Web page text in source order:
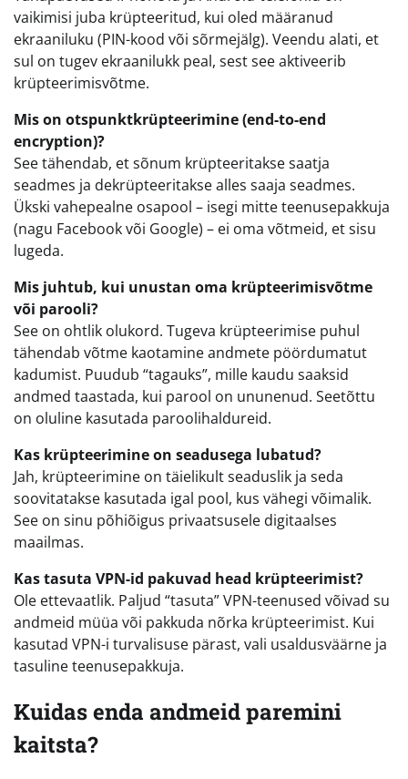
vaikimisi juba krüpteeritud, kui oled määranud
ekraaniluku (PIN-kood või sõrmejälg). Veendu alati, et
sul on tugev ekraanilukk peal, sest see aktiveerib
krüpteerimisvõtme.
Mis on otspunktkrüpteerimine (end-to-end
encryption)?
See tähendab, et sõnum krüpteeritakse saatja
seadmes ja dekrüpteeritakse alles saaja seadmes.
Ükski vahepealne osapool – isegi mitte teenusepakkuja
(nagu Facebook või Google) – ei oma võtmeid, et sisu
lugeda.
Mis juhtub, kui unustan oma krüpteerimisvõtme
või parooli?
See on ohtlik olukord. Tugeva krüpteerimise puhul
tähendab võtme kaotamine andmete pöördumatut
kadumist. Puudub “tagauks”, mille kaudu saaksid
andmed taastada, kui parool on ununenud. Seetõttu
on oluline kasutada paroolihaldureid.
Kas krüpteerimine on seadusega lubatud?
Jah, krüpteerimine on täielikult seaduslik ja seda
soovitatakse kasutada igal pool, kus vähegi võimalik.
See on sinu põhiõigus privaatsusele digitaalses
maailmas.
Kas tasuta VPN-id pakuvad head krüpteerimist?
Ole ettevaatlik. Paljud “tasuta” VPN-teenused võivad su
andmeid müüa või pakkuda nõrka krüpteerimist. Kui
kasutad VPN-i turvalisuse pärast, vali usaldusväärne ja
tasuline teenusepakkuja.
Kuidas enda andmeid paremini
kaitsta?